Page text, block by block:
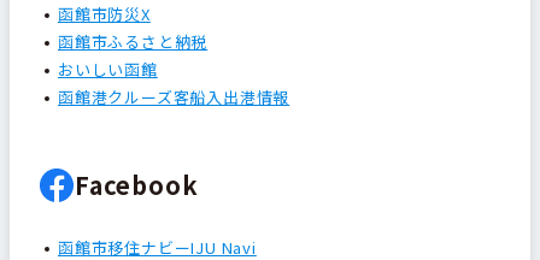
函館市防災X
函館市ふるさと納税
おいしい函館
函館港クルーズ客船入出港情報
Facebook
函館市移住ナビーIJU Navi